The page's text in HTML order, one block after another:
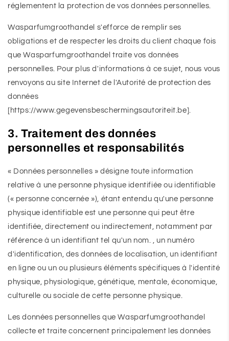
réglementent la protection de vos données personnelles.
Wasparfumgroothandel s'efforce de remplir ses
obligations et de respecter les droits du client chaque fois
que Wasparfumgroothandel traite vos données
personnelles. Pour plus d'informations à ce sujet, nous vous
renvoyons au site Internet de l'Autorité de protection des
données
[https://www.gegevensbeschermingsautoriteit.be].
3. Traitement des données
personnelles et responsabilités
« Données personnelles » désigne toute information
relative à une personne physique identifiée ou identifiable
(« personne concernée »), étant entendu qu'une personne
physique identifiable est une personne qui peut être
identifiée, directement ou indirectement, notamment par
référence à un identifiant tel qu'un nom. , un numéro
d'identification, des données de localisation, un identifiant
en ligne ou un ou plusieurs éléments spécifiques à l'identité
physique, physiologique, génétique, mentale, économique,
culturelle ou sociale de cette personne physique.
Les données personnelles que Wasparfumgroothandel
collecte et traite concernent principalement les données